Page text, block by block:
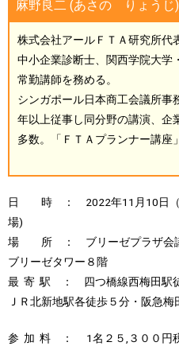
麻野良二 (あさの りょう
株式会社アールＦＴＡ研究所代
中小企業診断士、関西学院大学
常勤講師を務める。
シンガポール日本商工会議所事
年以上従事し同分野の講演、企
多数。「ＦＴＡプランナー講座
日 時 ： 2022年11月10日（
場)
場 所 ： ブリーゼプラザ会議
ブリーゼタワー８階
最 寄 駅 ： 四つ橋線西梅田駅徒
ＪＲ北新地駅各徒歩５分・阪急梅
参 加 料 ： 1名２５,３００円